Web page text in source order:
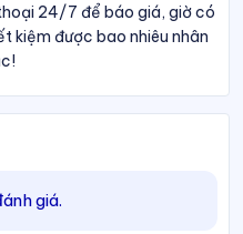
24/7 để báo giá, giờ có
kiệm được bao nhiêu nhân
giá.